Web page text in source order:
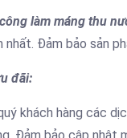
làm máng thu
nhất. Đảm bảo sản
đãi:
khách hàng các